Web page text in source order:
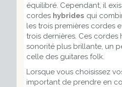
équilibré. Cependant, il
cordes hybrides qui
les trois premières cordes
trois dernières. Ces
sonorité plus brillante, un
celle des guitares folk.
Lorsque vous choisissez
important de prendre en